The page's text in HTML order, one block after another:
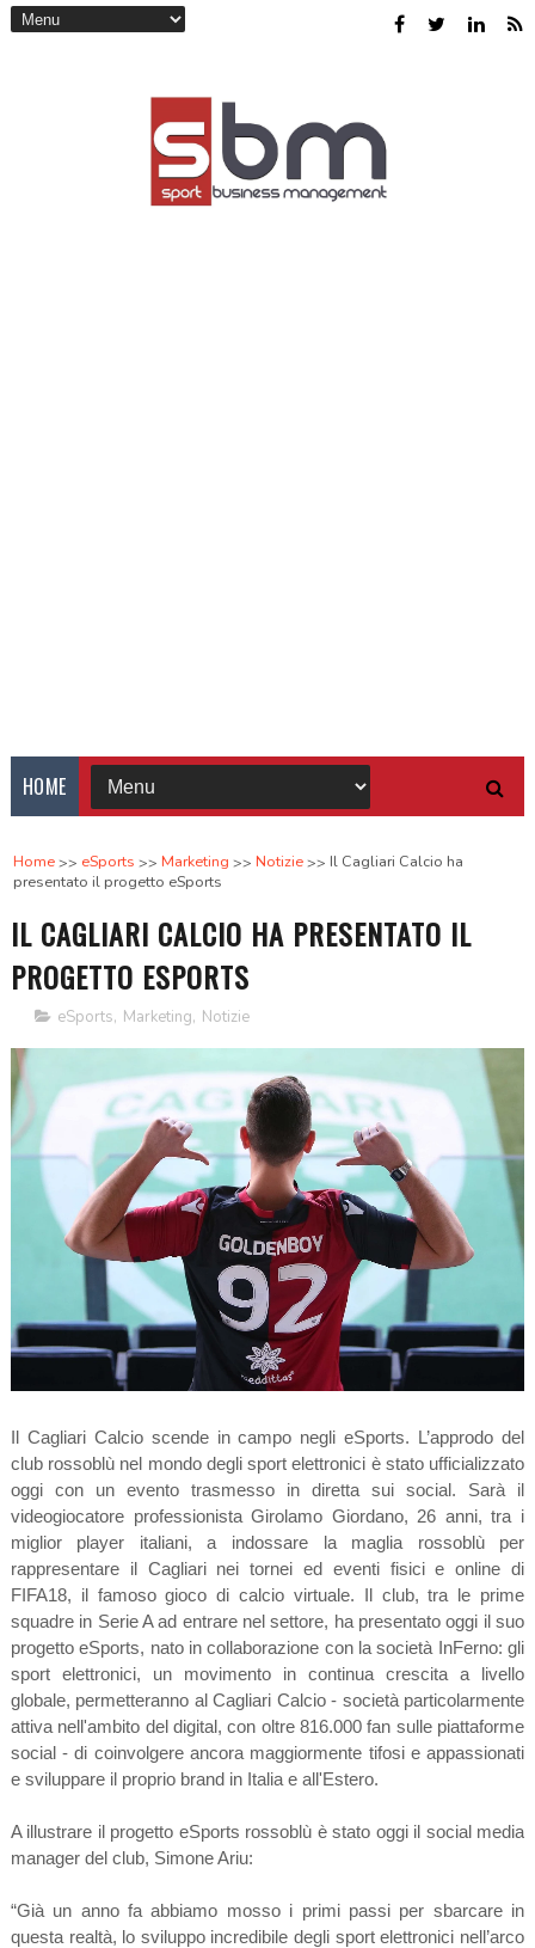
HOME
Home eSports Marketing Notizie
Il Cagliari Calcio ha
presentato il progetto eSports
IL CAGLIARI CALCIO HA PRESENTATO IL
PROGETTO ESPORTS
eSports, Marketing, Notizie
Il Cagliari Calcio scende in campo negli eSports. L’approdo del
club rossoblù nel mondo degli sport elettronici è stato ufficializzato
oggi con un evento trasmesso in diretta sui social. Sarà il
videogiocatore professionista Girolamo Giordano, 26 anni, tra i
miglior player italiani, a indossare la maglia rossoblù per
rappresentare il Cagliari nei tornei ed eventi fisici e online di
FIFA18, il famoso gioco di calcio virtuale. Il club, tra le prime
squadre in Serie A ad entrare nel settore, ha presentato oggi il suo
progetto eSports, nato in collaborazione con la società InFerno: gli
sport elettronici, un movimento in continua crescita a livello
globale, permetteranno al Cagliari Calcio - società particolarmente
attiva nell'ambito del digital, con oltre 816.000 fan sulle piattaforme
social - di coinvolgere ancora maggiormente tifosi e appassionati
e sviluppare il proprio brand in Italia e all'Estero.
A illustrare il progetto eSports rossoblù è stato oggi il social media
manager del club, Simone Ariu:
“Già un anno fa abbiamo mosso i primi passi per sbarcare in
questa realtà, lo sviluppo incredibile degli sport elettronici nell’arco